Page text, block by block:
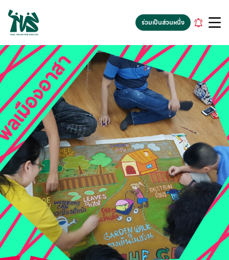
gv-5iuoxpem74qfjw.dv.googlehosted.com
ร่วมเป็นส่วนหนึ่ง